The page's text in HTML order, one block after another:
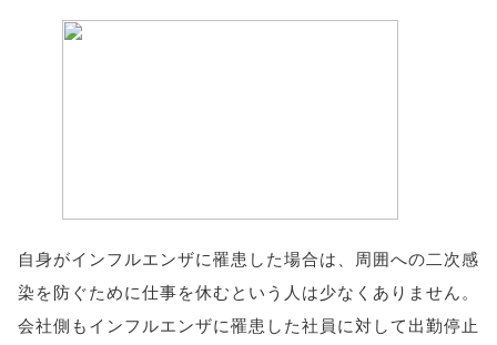
自身がインフルエンザに罹患した場合は、周囲への二次感
染を防ぐために仕事を休むという人は少なくありません。
会社側もインフルエンザに罹患した社員に対して出勤停止